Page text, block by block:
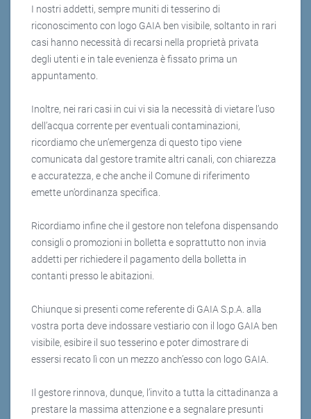
I nostri addetti, sempre muniti di tesserino di
riconoscimento con logo GAIA ben visibile, soltanto in rari
casi hanno necessità di recarsi nella proprietà privata
degli utenti e in tale evenienza è fissato prima un
appuntamento.
Inoltre, nei rari casi in cui vi sia la necessità di vietare l’uso
dell’acqua corrente per eventuali contaminazioni,
ricordiamo che un’emergenza di questo tipo viene
comunicata dal gestore tramite altri canali, con chiarezza
e accuratezza, e che anche il Comune di riferimento
emette un’ordinanza specifica.
Ricordiamo infine che il gestore non telefona dispensando
consigli o promozioni in bolletta e soprattutto non invia
addetti per richiedere il pagamento della bolletta in
contanti presso le abitazioni.
Chiunque si presenti come referente di GAIA S.p.A. alla
vostra porta deve indossare vestiario con il logo GAIA ben
visibile, esibire il suo tesserino e poter dimostrare di
essersi recato lì con un mezzo anch’esso con logo GAIA.
Il gestore rinnova, dunque, l’invito a tutta la cittadinanza a
prestare la massima attenzione e a segnalare presunti